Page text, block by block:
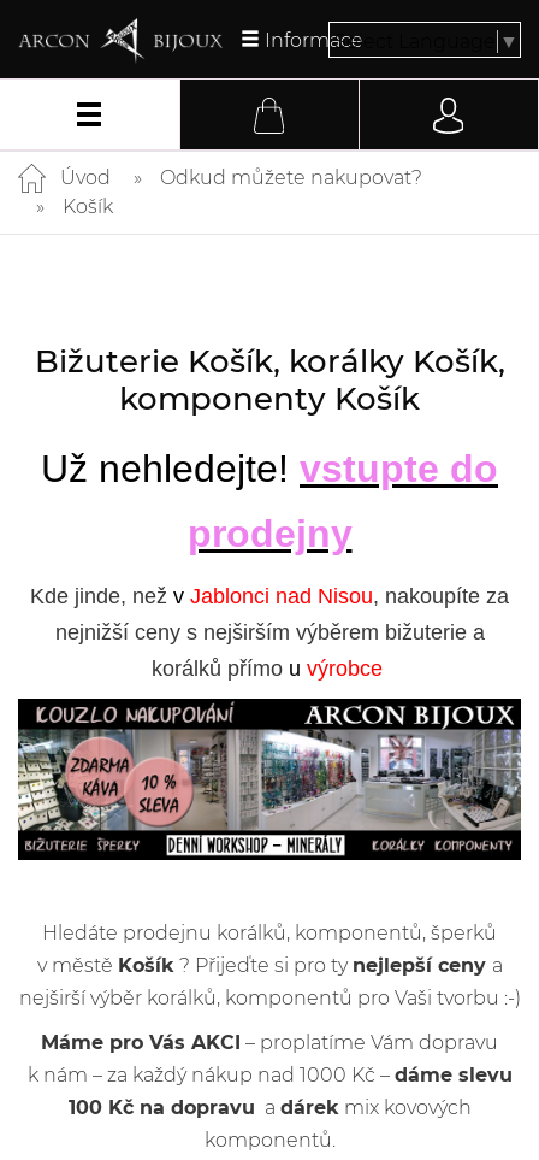
InformaceSelect Language ▼
Úvod
Odkud můžete nakupovat?
Košík
Bižuterie Košík, korálky Košík,
komponenty Košík
Už nehledejte! vstupte do
prodejny
Kde jinde, než v Jablonci nad Nisou, nakoupíte za
nejnižší ceny s nejširším výběrem bižuterie a
korálků přímo u výrobce
Hledáte prodejnu korálků, komponentů, šperků
v městě Košík ? Přijeďte si pro ty nejlepší ceny a
nejširší výběr korálků, komponentů pro Vaši tvorbu :-)
Máme pro Vás AKCI – proplatíme Vám dopravu
k nám – za každý nákup nad 1000 Kč – dáme slevu
100 Kč na dopravu a dárek mix kovových
komponentů.